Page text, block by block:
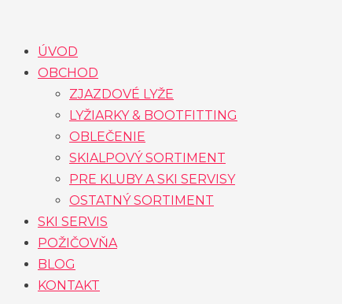
obsahÚVOD
OBCHOD
ZJAZDOVÉ LYŽE
LYŽIARKY & BOOTFITTING
OBLEČENIE
SKIALPOVÝ SORTIMENT
PRE KLUBY A SKI SERVISY
OSTATNÝ SORTIMENT
SKI SERVIS
POŽIČOVŇA
BLOG
KONTAKT